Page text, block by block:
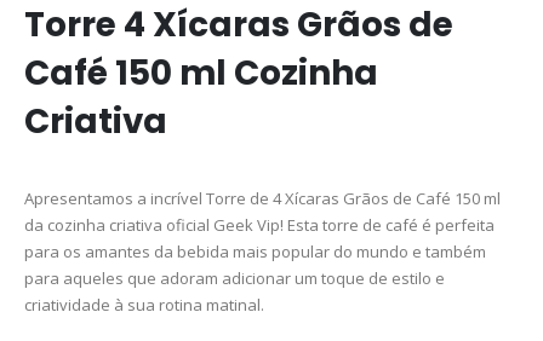
Torre 4 Xícaras Grãos de
Café 150 ml Cozinha
Criativa
Apresentamos a incrível Torre de 4 Xícaras Grãos de Café 150 ml
da cozinha criativa oficial Geek Vip! Esta torre de café é perfeita
para os amantes da bebida mais popular do mundo e também
para aqueles que adoram adicionar um toque de estilo e
criatividade à sua rotina matinal.